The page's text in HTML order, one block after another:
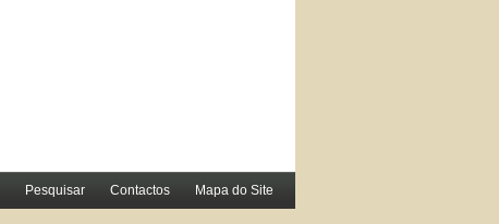
Pesquisar Contactos Mapa do Site